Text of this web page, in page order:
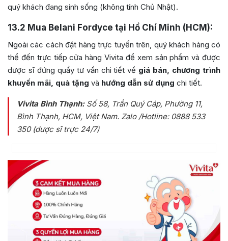
quý khách đang sinh sống (không tính Chủ Nhật).
13.2 Mua Belani Fordyce tại Hồ Chí Minh (HCM):
Ngoài các cách đặt hàng trực tuyến trên, quý khách hàng có
thể đến trực tiếp cửa hàng Vivita để xem sản phẩm và được
dược sĩ đứng quầy tư vấn chi tiết về giá bán, chương trình
khuyến mãi, quà tặng và hướng dẫn sử dụng chi tiết.
Vivita Bình Thạnh:Số 58, Trần Quý Cáp, Phường 11,
Bình Thạnh, HCM, Việt Nam. Zalo /Hotline: 0888 533
350 (dược sĩ trực 24/7)